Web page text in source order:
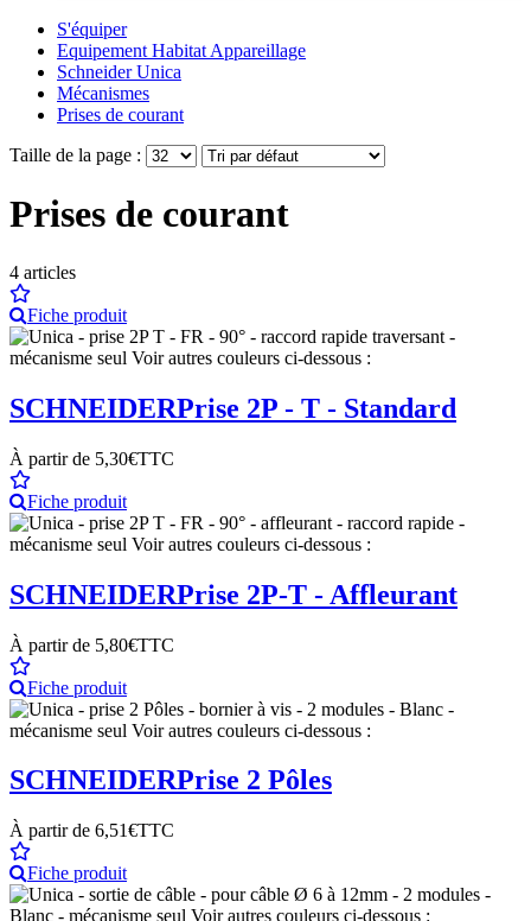
S'équiper
Equipement Habitat Appareillage
Schneider Unica
Mécanismes
Prises de courant
Taille de la page :
Prises de courant
4 articles
Fiche produit
SCHNEIDERPrise 2P - T - Standard
À partir de 5,30€TTC
Fiche produit
SCHNEIDERPrise 2P-T - Affleurant
À partir de 5,80€TTC
Fiche produit
SCHNEIDERPrise 2 Pôles
À partir de 6,51€TTC
Fiche produit